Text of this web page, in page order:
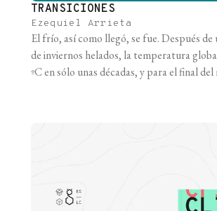
TRANSICIONES
Ezequiel Arrieta
El frío, así como llegó, se fue. Después de
de inviernos helados, la temperatura
ºC en sólo unas décadas, y para el final
antes de que el cambio climático [...]